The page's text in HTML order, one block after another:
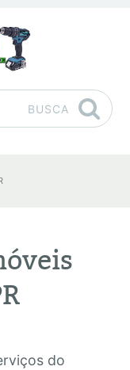
BUSCA
do